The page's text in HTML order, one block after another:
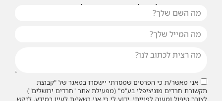
או שילחו אלינו פנייה ונחזור אליכם בהקדם
אני מאשר/ת כי הפרטים שמסרתי יישמרו במאגר של "קבוצת
תקשורת חרדים מוניציפלי בע"מ" (מפעילת אתר "חרדים ירושלים")
לצורך טיפול ומענה לפנייתי. ידוע לי כי אני רשאי/ת לעיין במידע, לבקש